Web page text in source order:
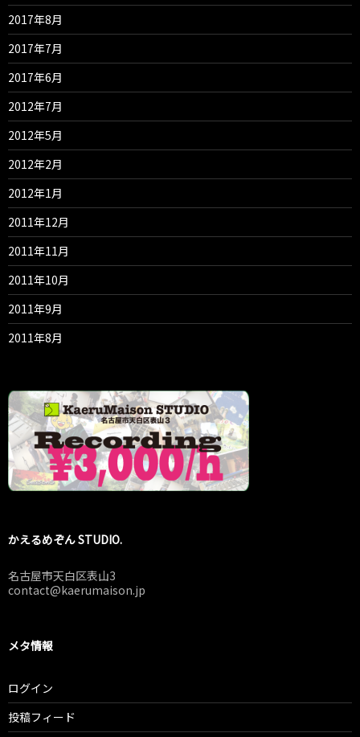
2017年8月
2017年7月
2017年6月
2012年7月
2012年5月
2012年2月
2012年1月
2011年12月
2011年11月
2011年10月
2011年9月
2011年8月
かえるめぞん STUDIO.
名古屋市天白区表山3
contact@kaerumaison.jp
メタ情報
ログイン
投稿フィード